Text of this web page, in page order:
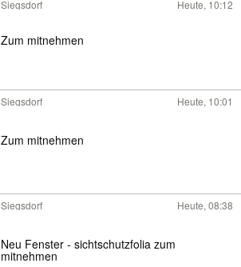
Siegsdorf Heute, 10:12
Zum mitnehmen
Siegsdorf Heute, 10:01
Zum mitnehmen
Siegsdorf Heute, 08:38
Neu Fenster - sichtschutzfolia zum
mitnehmen